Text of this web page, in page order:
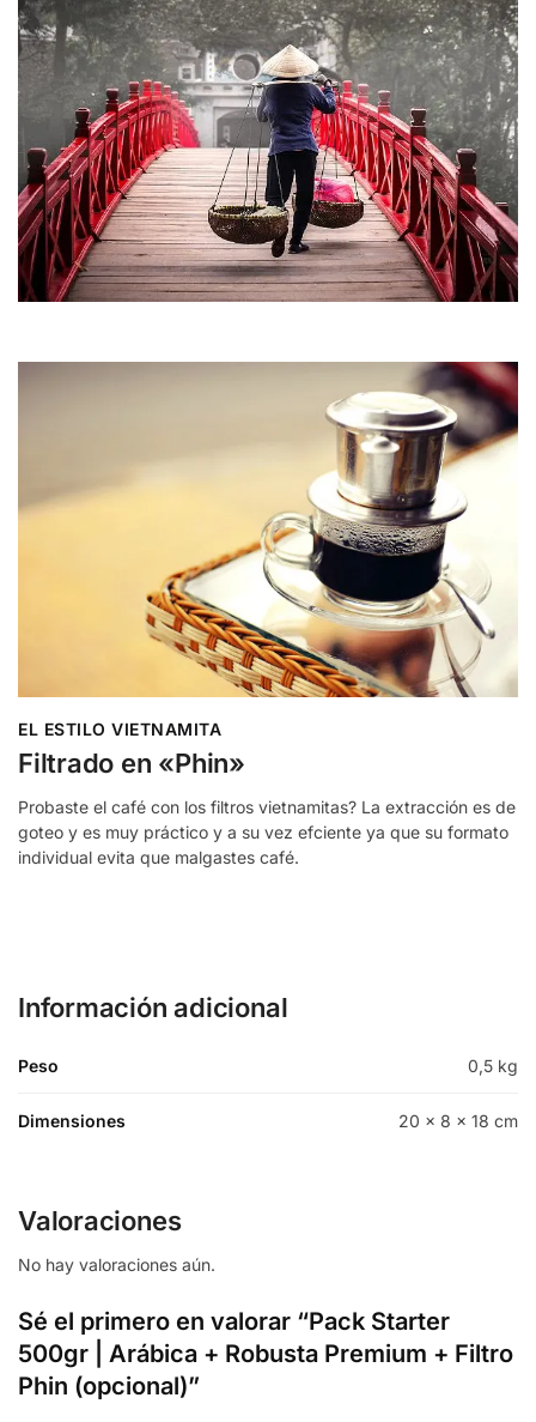
EL ESTILO VIETNAMITA
Filtrado en «Phin»
Probaste el café con los filtros vietnamitas? La extracción es de
goteo y es muy práctico y a su vez efciente ya que su formato
individual evita que malgastes café.
Información adicional
Peso 0,5 kg
Dimensiones 20 × 8 × 18 cm
Valoraciones
No hay valoraciones aún.
Sé el primero en valorar “Pack Starter
500gr | Arábica + Robusta Premium + Filtro
Phin (opcional)”